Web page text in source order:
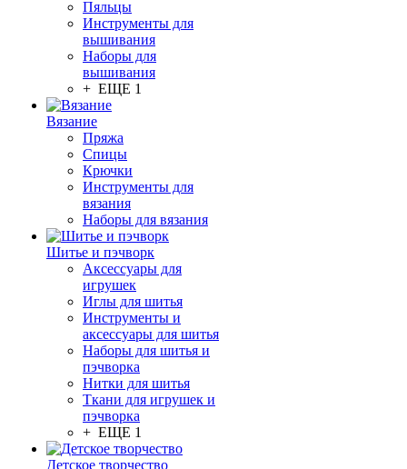
Пяльцы
Инструменты для
вышивания
Наборы для
вышивания
+ ЕЩЕ 1
Вязание
Пряжа
Спицы
Крючки
Инструменты для
вязания
Наборы для вязания
Шитье и пэчворк
Аксессуары для
игрушек
Иглы для шитья
Инструменты и
аксессуары для шитья
Наборы для шитья и
пэчворка
Нитки для шитья
Ткани для игрушек и
пэчворка
+ ЕЩЕ 1
Детское творчество